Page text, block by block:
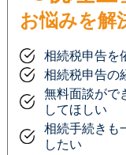
お悩みを解
相続税申告を
相続税申告の
無料面談がで
してほしい
相続手続きも
したい